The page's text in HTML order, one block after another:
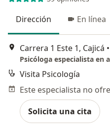
Dirección En línea
Carrera 1 Este 1, Cajicá •
Visita Psicología
Solicita una cita